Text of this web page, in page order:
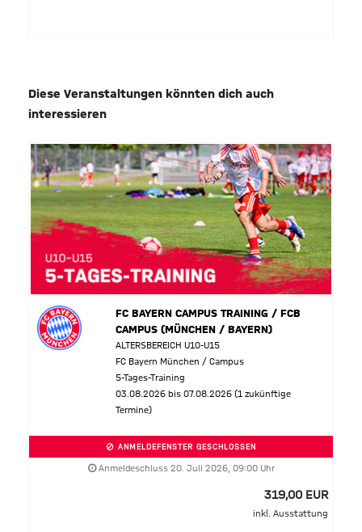
Diese Veranstaltungen könnten dich auch
interessieren
FC BAYERN CAMPUS TRAINING / FCB
CAMPUS (MÜNCHEN / BAYERN)
ALTERSBEREICH U10-U15
FC Bayern München / Campus
5-Tages-Training
03.08.2026 bis 07.08.2026 (1 zukünftige
Termine)
ANMELDEFENSTER GESCHLOSSEN
Anmeldeschluss 20. Juli 2026, 09:00 Uhr
319,00 EUR
inkl. Ausstattung